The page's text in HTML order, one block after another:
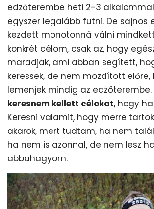
edzőterembe heti 2-3
egyszer legalább futni. De sajnos
kezdett monotonná válni
konkrét célom, csak az, hogy
maradjak, ami abban segített,
keressek, de nem mozdított előre,
lemenjek mindig az edzőterembe.
keresnem kellett célokat, hogy
Keresni valamit, hogy merre
akarok, mert tudtam, ha nem
ha nem is azonnal, de nem lesz
abbahagyom.